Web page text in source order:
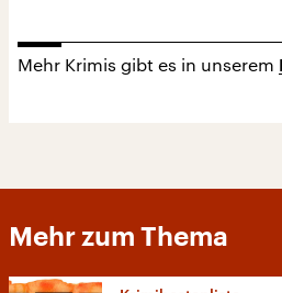
Mehr Krimis gibt es in unserem
Mehr zum Thema